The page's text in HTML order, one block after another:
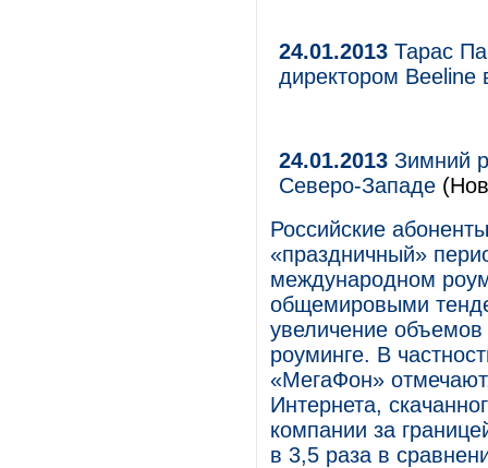
24.01.2013 Тарас
директором Beeline
24.01.2013 Зимний
Северо-Западе
Российские
«праздничный»
международном
общемировыми
увеличение
роуминге. В
«МегаФон»
Интернета,
компании за
в 3,5 раза в